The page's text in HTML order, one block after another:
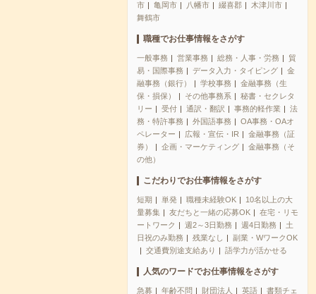
市
亀岡市 八幡市 綴喜郡
木津川市
舞鶴市
職種でお仕事情報をさがす
一般事務 営業事務 総務・人事・労務
貿
易・国際事務
データ入力・タイピング
金
融事務（銀行）
学校事務
金融事務（生
保・損保）
その他事務系
秘書・セクレタ
リー
受付 通訳・翻訳 事務的軽作業
法
務・特許事務
外国語事務
OA事務・OAオ
ペレーター
広報・宣伝・IR
金融事務（証
券）
企画・マーケティング
金融事務（そ
の他）
こだわりでお仕事情報をさがす
短期 単発 職種未経験OK
10名以上の大
量募集
友だちと一緒の応募OK
在宅・リモ
ートワーク
週2～3日勤務 週4日勤務
土
日祝のみ勤務
残業なし
副業・WワークOK
交通費別途支給あり
語学力が活かせる
人気のワードでお仕事情報をさがす
急募 年齢不問 財団法人 英語
書類チェ